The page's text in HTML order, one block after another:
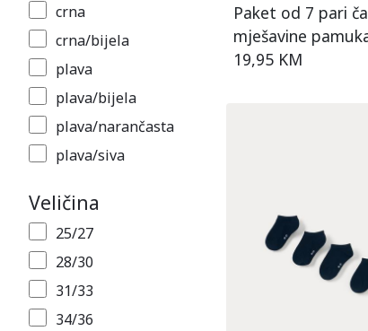
crna
crna/bijela
plava
plava/bijela
plava/narančasta
plava/siva
raznobojna
siva/plava
šarena
zelena/žuta
Veličina
25/27
28/30
31/33
34/36
Paket od 7 pari
mješavine
dječake
19,95 KM